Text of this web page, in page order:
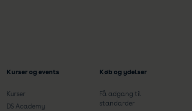
Kurser og events
Kurser
DS Academy
Køb og ydelser
Få adgang til
standarder